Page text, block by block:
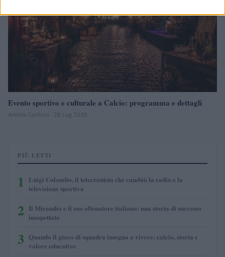
Evento sportivo e culturale a Calcio: programma e dettagli
Andrea Conforti · 26 Lug 2026
PIÙ LETTI
1
Luigi Colombo, il telecronista che cambiò la radio e la
televisione sportiva
2 Il Mirandés e il suo allenatore italiano: una storia di successo
inaspettato
3 Quando il gioco di squadra insegna a vivere: calcio, storia e
valore educativo